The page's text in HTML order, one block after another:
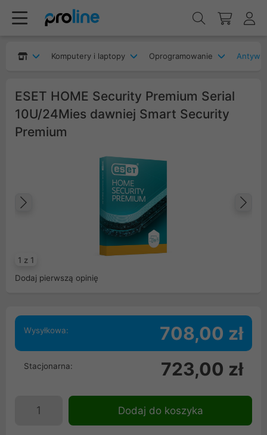
Komputery i laptopy Oprogramowanie
ESET HOME Security Premium Serial
10U/24Mies dawniej Smart Security
Premium
1 z 1
Poprzedni
Dodaj pierwszą opinię
Wysyłkowa: 708,00 zł
Stacjonarna: 723,00 zł
Dodaj do koszyka